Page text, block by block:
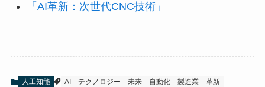
「AI革新：次世代CNC技術」
人工知能 AI テクノロジー 未来 自動化 製造業 革新